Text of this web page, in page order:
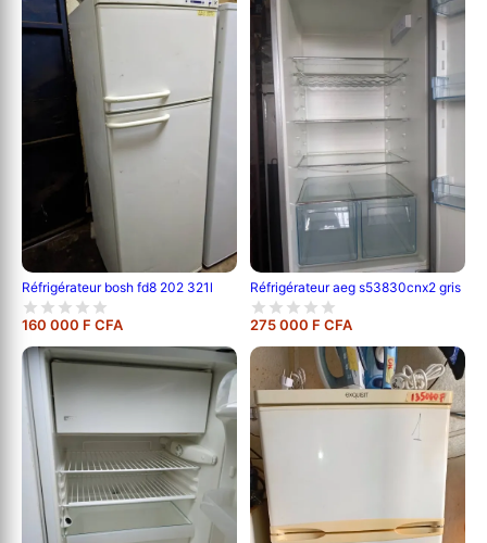
Réfrigérateur bosh fd8 202 321l
160 000 F CFA
Réfrigérateur aeg s53830cnx2 gris
275 000 F CFA